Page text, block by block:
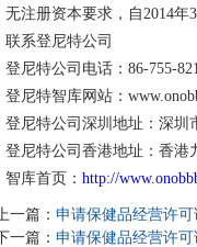
无注册资本要求，自2014年
联系登尼特公司
登尼特公司电话：86-755-
登尼特智库网站：
登尼特公司深圳地址：深圳
登尼特公司香港地址：香港
智库首页： http://
一篇： 申请保健品经营许
一篇： 申请保健品经营许可